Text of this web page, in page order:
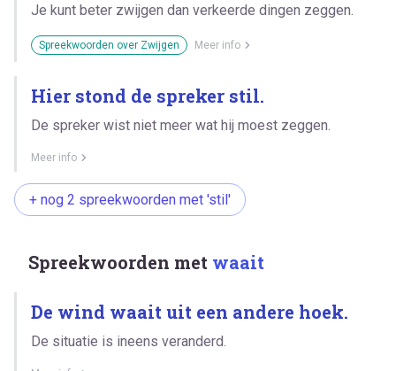
Je kunt beter zwijgen dan verkeerde dingen zeggen.
Spreekwoorden over Zwijgen Meer info
Hier stond de spreker stil.
De spreker wist niet meer wat hij moest zeggen.
Meer info
+ nog 2 spreekwoorden met 'stil'
Spreekwoorden met waait
De wind waait uit een andere hoek.
De situatie is ineens veranderd.